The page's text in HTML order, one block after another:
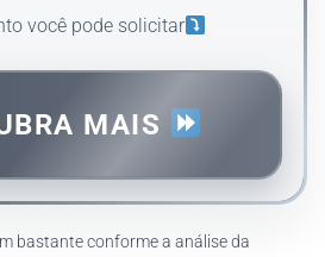
você pode solicitar
MAIS
bastante conforme a análise da